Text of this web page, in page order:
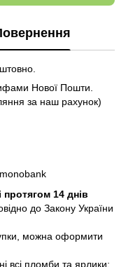
Нової Пошти.
за наш рахунок)
14 днів
до Закону України
можна оформити
всі пломби та ярлики;